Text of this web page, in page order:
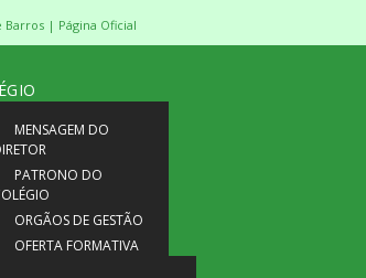
MENSAGEM DO
PATRONO DO
ORGÃOS DE GESTÃO
OFERTA FORMATIVA